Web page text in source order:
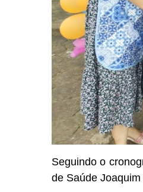
Seguindo o
de Saúde